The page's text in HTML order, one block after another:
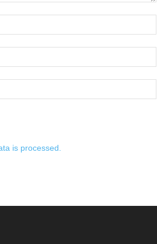
is processed.